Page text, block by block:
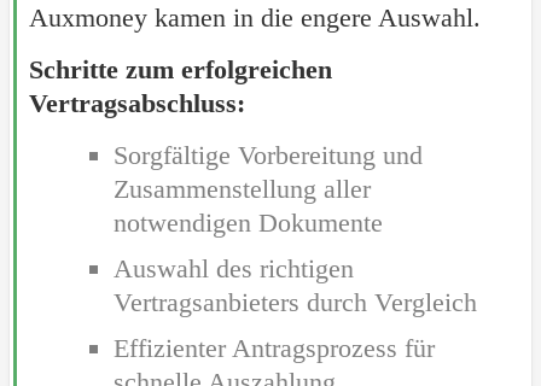
Auxmoney kamen in die engere Auswahl.
Schritte zum erfolgreichen
Vertragsabschluss:
Sorgfältige Vorbereitung und
Zusammenstellung aller
notwendigen Dokumente
Auswahl des richtigen
Vertragsanbieters durch Vergleich
Effizienter Antragsprozess für